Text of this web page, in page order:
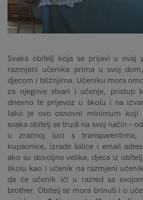
Svaka obitelj koja se prijavi u ovaj
razmjeni učenika prima u svoj
djecom i bližnjima. Učeniku mora
za njegove stvari i učenje, pristup
dnevno te prijevoz u školu i na
Iako je ovo osnovni minimum koji
svaka obitelj se trudi na svoj način –
u zračnoj luci s
kupaonice, izrade šalice i email
ako su dovoljno velika, djeca iz
školu kao i učenik na razmjeni
da će učenik ići u razred sa
brother. Obitelj se mora brinuti i o